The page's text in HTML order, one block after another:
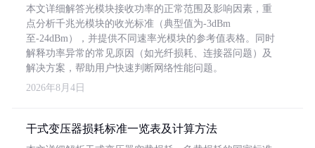
本文详细解答光模块接收功率的正常范围及影响因素，重
点分析千兆光模块的收光标准（典型值为-3dBm
至-24dBm），并提供不同速率光模块的参考值表格。同时
解释功率异常的常见原因（如光纤损耗、连接器问题）及
解决方案，帮助用户快速判断网络性能问题。
2026年8月4日
干式变压器损耗标准一览表及计算方法